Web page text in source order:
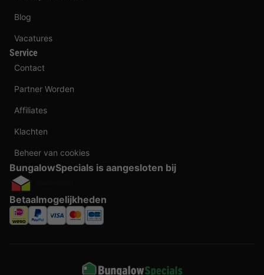
Blog
Vacatures
Service
Contact
Partner Worden
Affiliates
Klachten
Beheer van cookies
BungalowSpecials is aangesloten bij
Betaalmogelijkheden